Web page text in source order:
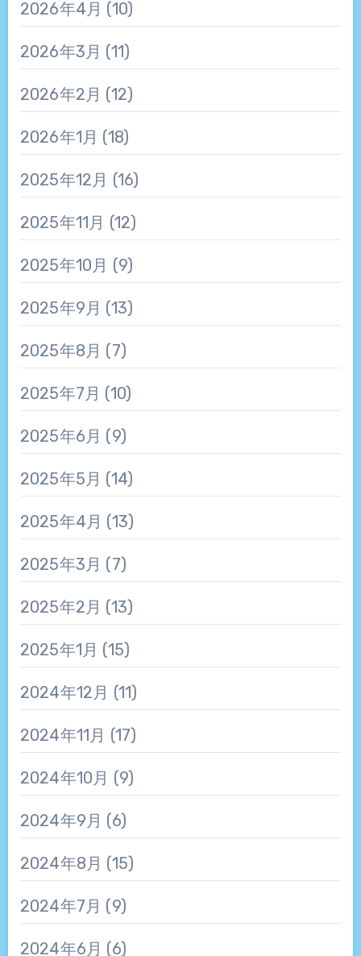
2026年4月 (10)
2026年3月 (11)
2026年2月 (12)
2026年1月 (18)
2025年12月 (16)
2025年11月 (12)
2025年10月 (9)
2025年9月 (13)
2025年8月 (7)
2025年7月 (10)
2025年6月 (9)
2025年5月 (14)
2025年4月 (13)
2025年3月 (7)
2025年2月 (13)
2025年1月 (15)
2024年12月 (11)
2024年11月 (17)
2024年10月 (9)
2024年9月 (6)
2024年8月 (15)
2024年7月 (9)
2024年6月 (6)